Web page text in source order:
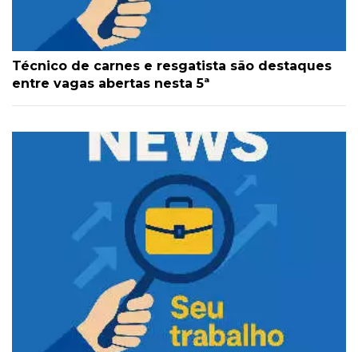
Técnico de carnes e resgatista são destaques
entre vagas abertas nesta 5ª